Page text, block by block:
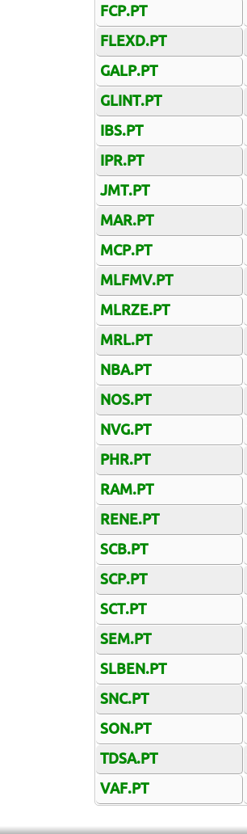
FCP.PT
FLEXD.PT
GALP.PT
GLINT.PT
IBS.PT
IPR.PT
JMT.PT
MAR.PT
MCP.PT
MLFMV.PT
MLRZE.PT
MRL.PT
NBA.PT
NOS.PT
NVG.PT
PHR.PT
RAM.PT
RENE.PT
SCB.PT
SCP.PT
SCT.PT
SEM.PT
SLBEN.PT
SNC.PT
SON.PT
TDSA.PT
VAF.PT